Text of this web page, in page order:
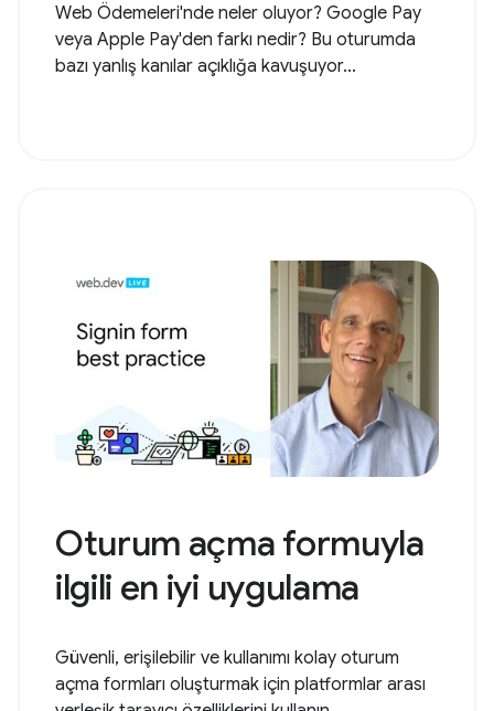
Web Ödemeleri'nde neler oluyor? Google Pay
veya Apple Pay'den farkı nedir? Bu oturumda
bazı yanlış kanılar açıklığa kavuşuyor...
Oturum açma formuyla
ilgili en iyi uygulama
Güvenli, erişilebilir ve kullanımı kolay oturum
açma formları oluşturmak için platformlar arası